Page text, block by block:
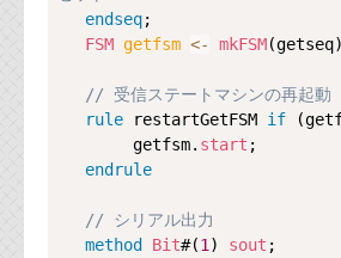
endseq;
FSM getfsm <- mkFSM
// 受信ステートマシンの再起動
rule
restartGetFSM if
        getfsm.
start ;
endrule
// シリアル出力
method
Bit#(1 ) sout ;